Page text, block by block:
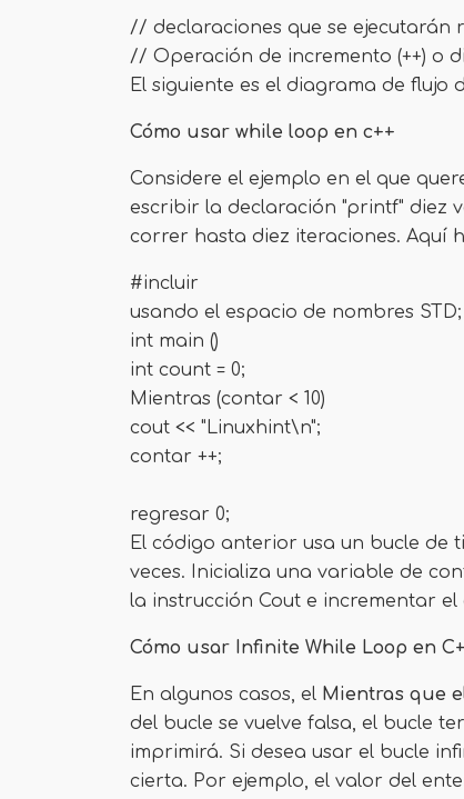
// declaraciones que se ejecutarán
// Operación de incremento (++) o
El siguiente es el diagrama de flujo
Cómo usar while loop en c++
Considere el ejemplo en el que
escribir la declaración "printf" diez
correr hasta diez iteraciones. Aquí
#incluir
usando el espacio de nombres STD;
int main ()
int count = 0;
Mientras (contar < 10)
cout << "Linuxhint\n";
contar ++;
regresar 0;
El código anterior usa un bucle de
veces. Inicializa una variable de
la instrucción Cout e incrementar
Cómo usar Infinite While Loop en
En algunos casos, el Mientras que
del bucle se vuelve falsa, el bucle
imprimirá. Si desea usar el bucle
cierta. Por ejemplo, el valor del